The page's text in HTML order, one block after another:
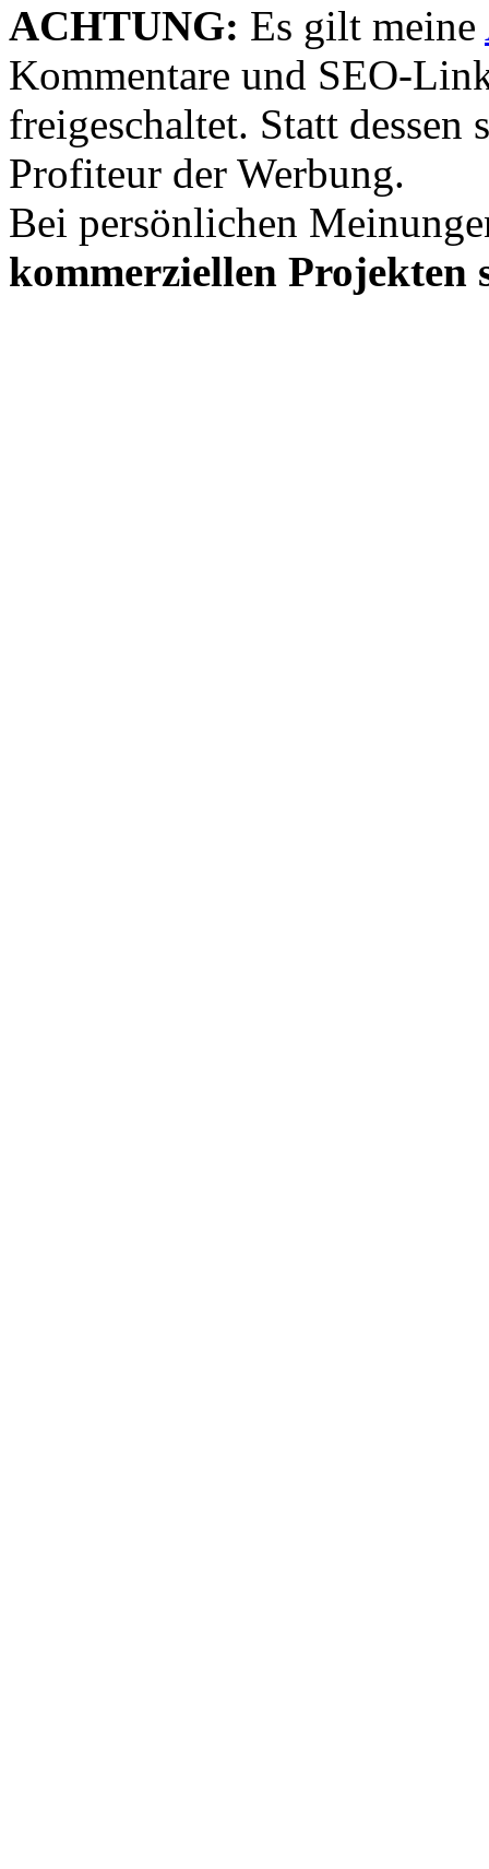
ACHTUNG: Es gilt meine
Kommentare und SEO-
freigeschaltet. Statt dessen
Profiteur der Werbung.
Bei persönlichen
kommerziellen Projekten